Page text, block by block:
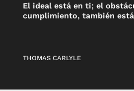
El ideal está en ti; el
cumplimiento, también
THOMAS CARLYLE